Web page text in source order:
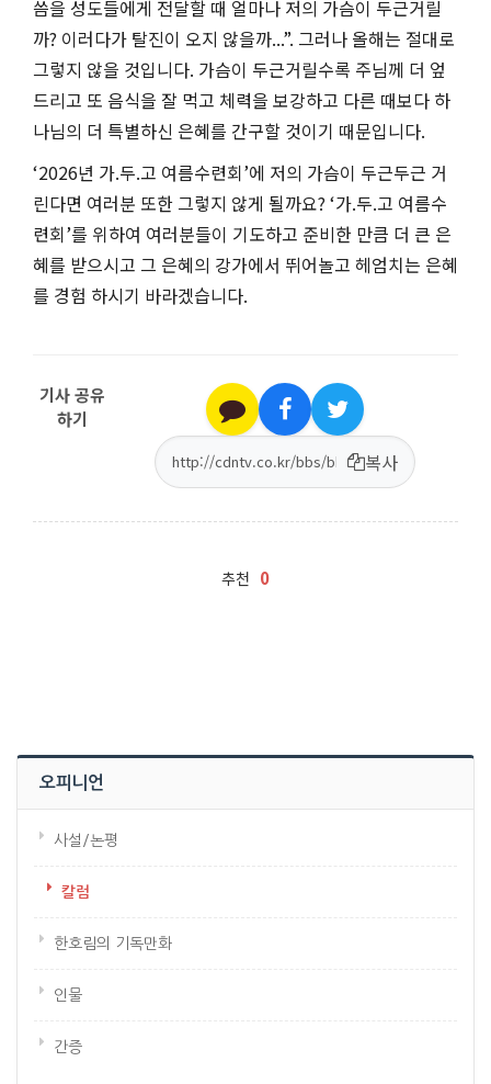
씀을 성도들에게 전달할 때 얼마나 저의 가슴이 두근거릴
까? 이러다가 탈진이 오지 않을까...”. 그러나 올해는 절대로
그렇지 않을 것입니다. 가슴이 두근거릴수록 주님께 더 엎
드리고 또 음식을 잘 먹고 체력을 보강하고 다른 때보다 하
나님의 더 특별하신 은혜를 간구할 것이기 때문입니다.
‘2026년 가.두.고 여름수련회’에 저의 가슴이 두근두근 거
린다면 여러분 또한 그렇지 않게 될까요? ‘가.두.고 여름수
련회’를 위하여 여러분들이 기도하고 준비한 만큼 더 큰 은
혜를 받으시고 그 은혜의 강가에서 뛰어놀고 헤엄치는 은혜
를 경험 하시기 바라겠습니다.
기사 공유
하기
복사
추천 0
오피니언
사설/논평
칼럼
한호림의 기독만화
인물
간증